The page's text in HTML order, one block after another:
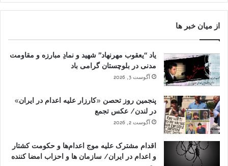
از میان خبر ها
یاد “یعقوب مهرنهاد” شهید و نمادِ مبارزه و مقاومت
مدنی در بلوچستان گرامی باد
آگوست 3, 2026
پنجمین روز تحصن «کارزار علیه اعدام در ایران»
در لندن/ عکس تجمع
آگوست 2, 2026
اقدام مشترک علیه موج اعدام‌ها و حکومت کشتار
و اعدام در ایران/ سازمان ها و احزاب امضا کننده